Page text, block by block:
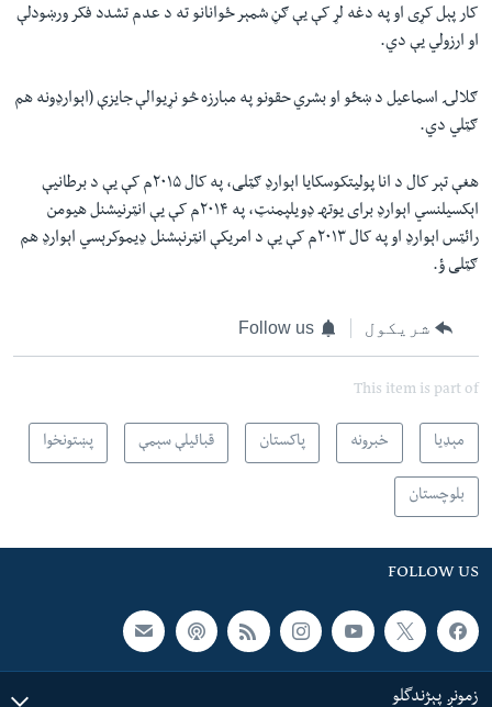
کار پېل کړی او په دغه لړ کې يې ګڼ شمېر ځوانانو ته د عدم تشدد فکر ورښودلې
او ارزولي يې دي.
ګلالۍ اسماعيل د ښځو او بشري حقونو په مبارزه څو نړیوالې جایزې (اېوارډونه هم
ګټلي دي.
هغې تېر کال د انا پوليتکوسکايا اېوارډ ګټلی، په کال ۲۰۱۵م کې يې د برطانیې
اېکسیلنسي اېوارډ برای يوتهـ ډويلپمنټ، په ۲۰۱۴م کې يې انټرنيشنل هيومن
رائټس اېوارډ او په کال ۲۰۱۳م کې يې د امريکې انټرنېشنل ډيموکرېسي اېوارډ هم
ګټلی ؤ.
شریکول Follow us
This item is part of
مېډیا خبرونه پاکستان قبائیلې سېمې پښتونخوا
بلوچستان
FOLLOW US
زمونږ پېژندگلو